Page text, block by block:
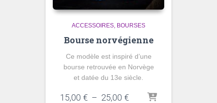
ACCESSOIRES BOURSES
Bourse norvégienne
Ce modèle est inspiré d’une
bourse retrouvée en Norvège
et datée du 13e siècle.
15,00 € – 25,00 €Plage